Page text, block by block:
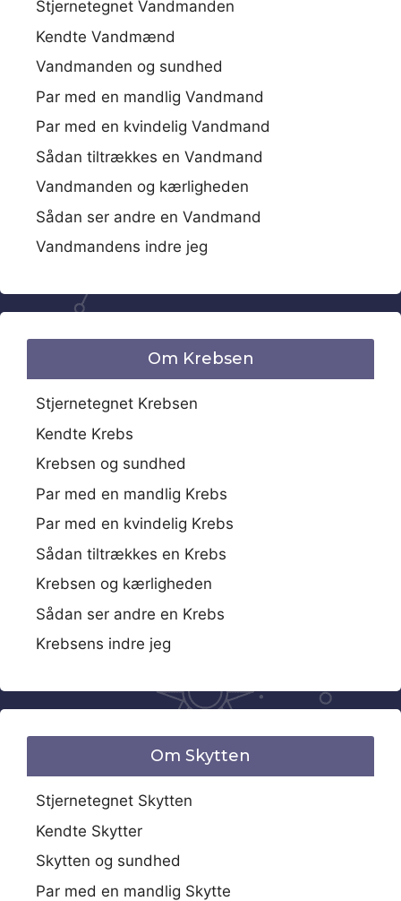
Stjernetegnet Vandmanden
Kendte Vandmænd
Vandmanden og sundhed
Par med en mandlig Vandmand
Par med en kvindelig Vandmand
Sådan tiltrækkes en Vandmand
Vandmanden og kærligheden
Sådan ser andre en Vandmand
Vandmandens indre jeg
Om Krebsen
Stjernetegnet Krebsen
Kendte Krebs
Krebsen og sundhed
Par med en mandlig Krebs
Par med en kvindelig Krebs
Sådan tiltrækkes en Krebs
Krebsen og kærligheden
Sådan ser andre en Krebs
Krebsens indre jeg
Om Skytten
Stjernetegnet Skytten
Kendte Skytter
Skytten og sundhed
Par med en mandlig Skytte